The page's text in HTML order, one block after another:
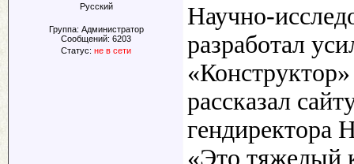
Русский
Группа: Администратор
Сообщений: 6203
Статус: не в сети
Научно-
разработал
рассказал
гендиректора
«Это тяжелый